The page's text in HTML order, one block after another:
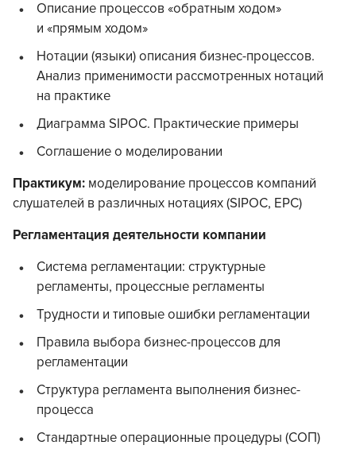
Описание процессов «обратным ходом»
и «прямым ходом»
Нотации (языки) описания бизнес-процессов.
Анализ применимости рассмотренных нотаций
на практике
Диаграмма SIPOC. Практические примеры
Соглашение о моделировании
Практикум: моделирование процессов компаний
слушателей в различных нотациях (SIPOC, EPC)
Регламентация деятельности компании
Система регламентации: структурные
регламенты, процессные регламенты
Трудности и типовые ошибки регламентации
Правила выбора бизнес-процессов для
регламентации
Структура регламента выполнения бизнес-
процесса
Стандартные операционные процедуры (СОП)